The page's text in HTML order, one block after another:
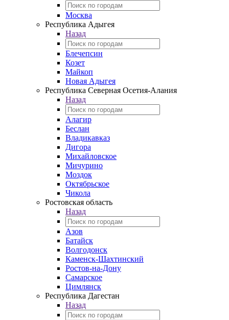
Москва
Республика Адыгея
Назад
Блечепсин
Козет
Майкоп
Новая Адыгея
Республика Северная Осетия-Алания
Назад
Алагир
Беслан
Владикавказ
Дигора
Михайловское
Мичурино
Моздок
Октябрьское
Чикола
Ростовская область
Назад
Азов
Батайск
Волгодонск
Каменск-Шахтинский
Ростов-на-Дону
Самарское
Цимлянск
Республика Дагестан
Назад